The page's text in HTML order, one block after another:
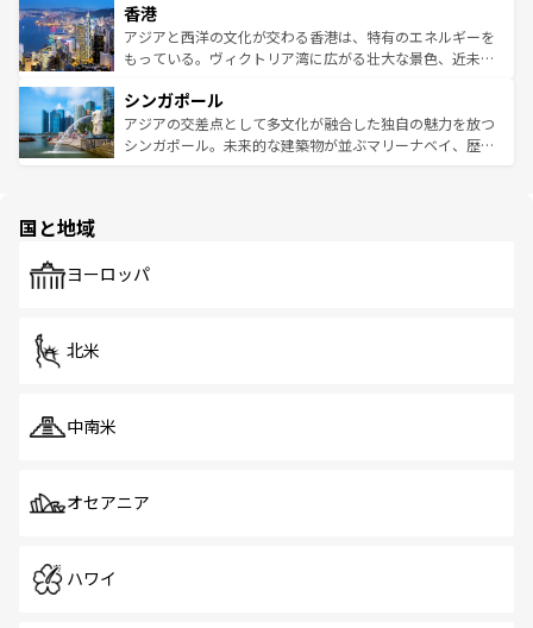
とつ。フォーやバインミー、ベトナムコーヒーなどは、ぜ
ひ現地で味わいたい。どの地域を訪れてもあたたかい人々
が旅行者を迎えてくれるので、きっと忘れられない旅にな
参照してほしい。
の活気が交差している。北部ではチェンマイなどの山岳地
帯で自然と触れ合い、南部ではプーケットやクラビの美し
いビーチでリゾート気分を楽しむことができる。タイ料理
激する。気候は一年中温暖で、どの季節にも異なる楽しみ
が待っている。親しみやすいタイの人々、仏教を中心とし
た文化、そして多様な観光資源が、訪れる旅人を魅了し続
香港
アジアと西洋の文化が交わる香港は、特有のエネルギーを
もっている。ヴィクトリア湾に広がる壮大な景色、近未来
み、どこを訪れても感動するはず。観光スポットが密集し
ており、効率よく見どころを回れるのも魅力。息をのむよ
うな絶景から文化的な体験まで、香港を存分に楽しみ尽く
シンガポール
アジアの交差点として多文化が融合した独自の魅力を放つ
シンガポール。未来的な建築物が並ぶマリーナベイ、歴史
で、ホーカーズは地元の風情を楽しめる外せないスポット
国と地域
ヨーロッパ
北米
中南米
オセアニア
ハワイ